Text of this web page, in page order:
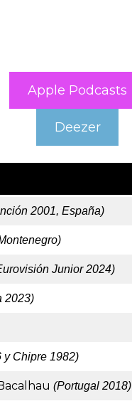
Apple Podcasts
Deezer
2001, España)
Junior 2024)
2023)
y Chipre 1982)
(Portugal 2018)